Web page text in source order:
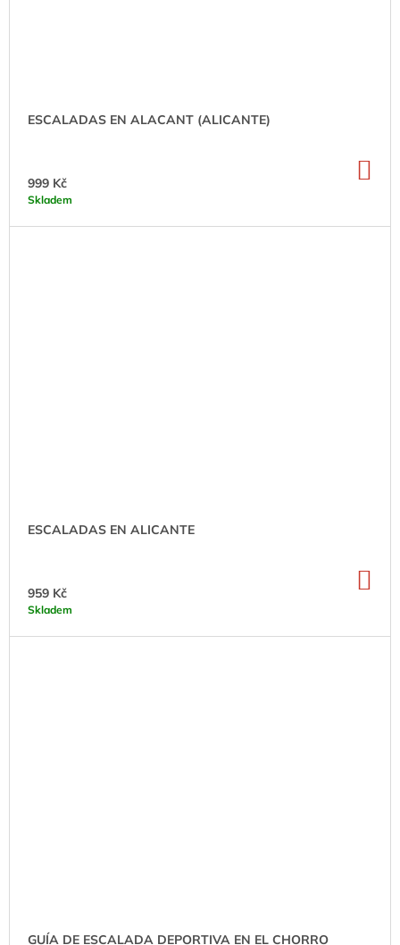
ESCALADAS EN ALACANT (ALICANTE)
999 Kč
Skladem
ESCALADAS EN ALICANTE
959 Kč
Skladem
GUÍA DE ESCALADA DEPORTIVA EN EL CHORRO